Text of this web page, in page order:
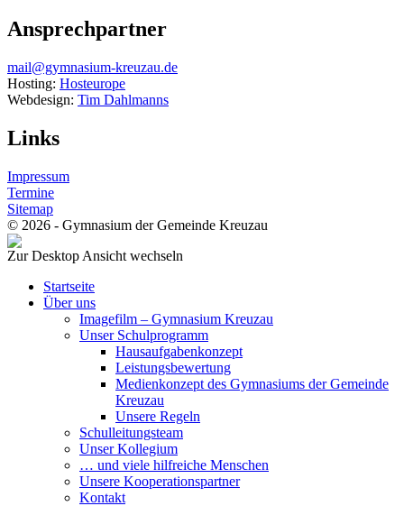
Ansprechpartner
mail@gymnasium-kreuzau.de
Hosting: Hosteurope
Webdesign: Tim Dahlmanns
Links
Impressum
Termine
Sitemap
© 2026 - Gymnasium der Gemeinde Kreuzau
Zur Desktop Ansicht wechseln
Startseite
Über uns
Imagefilm – Gymnasium Kreuzau
Unser Schulprogramm
Hausaufgabenkonzept
Leistungsbewertung
Medienkonzept des Gymnasiums der Gemeinde
Kreuzau
Unsere Regeln
Schulleitungsteam
Unser Kollegium
… und viele hilfreiche Menschen
Unsere Kooperationspartner
Kontakt